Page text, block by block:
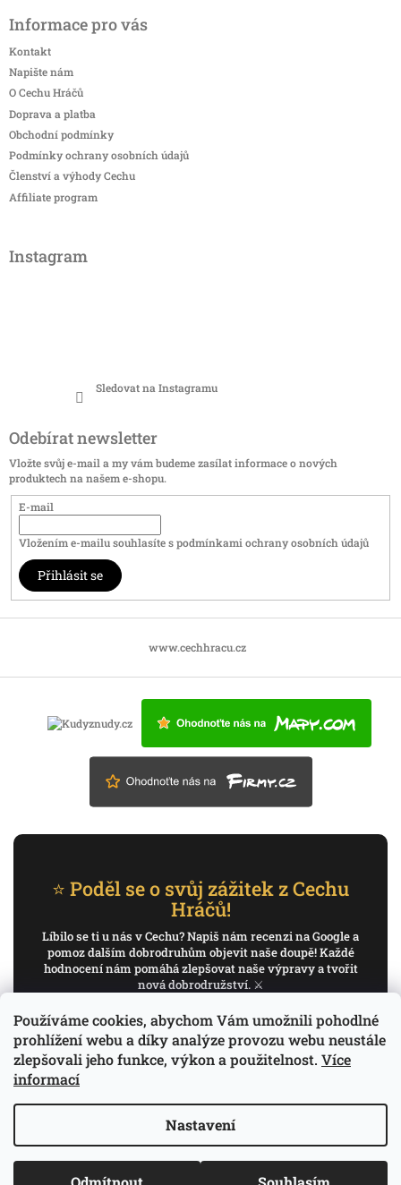
Používáme cookies, abychom Vám umožnili pohodlné
prohlížení webu a díky analýze provozu webu neustále
zlepšovali jeho funkce, výkon a použitelnost. Více
informací
Nastavení
Informace pro vás
Kontakt
Napište nám
O Cechu Hráčů
Doprava a platba
Obchodní podmínky
Podmínky ochrany osobních údajů
Členství a výhody Cechu
Affiliate program
Instagram
Sledovat na Instagramu
Odebírat newsletter
Vložte svůj e-mail a my vám budeme zasílat informace o nových
produktech na našem e-shopu.
E-mail
Vložením e-mailu souhlasíte spodmínkami ochrany osobních údajů
Přihlásit se
www.cechhracu.cz
⭐ Poděl se o svůj zážitek z Cechu
Hráčů!
Líbilo se ti u nás v Cechu? Napiš nám recenzi na Google a
pomoz dalším dobrodruhům objevit naše doupě! Každé
hodnocení nám pomáhá zlepšovat naše výpravy a tvořit
nová dobrodružství. ⚔️
✍️ Napiš recenzi na Google
Děkujeme, že pomáháš psát příběh Cechu Hráčů.
Vytvořil ShoptetCopyright 2026 Cech Hráčů. Všechna práva